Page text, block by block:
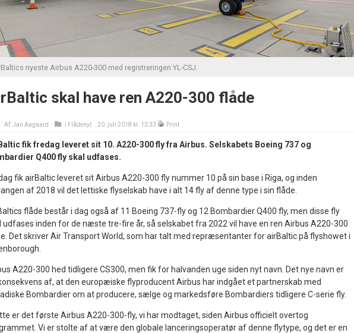
nyeste Airbus A220-300 med registreringen YL-CSJ.
skal have ren A220-300 flåde
Af:Jan Aagaard i Flådenyt 20. juli 2018 kl. 13:33 Print
fik fredag leveret sit 10. A220-300 fly fra Airbus. Selskabets Boeing 737 og
Q400 fly skal udfases.
fik airBaltic leveret sit Airbus A220-300 fly nummer 10 på sin base i Riga, og inden
af 2018 vil det lettiske flyselskab have i alt 14 fly af denne type i sin flåde.
flåde består i dag også af 11 Boeing 737-fly og 12 Bombardier Q400 fly, men disse fly
udfases inden for de næste tre-fire år, så selskabet fra 2022 vil have en ren Airbus A220-300
Det skriver Air Transport World, som har talt med repræsentanter for airBaltic på flyshowet i
A220-300 hed tidligere CS300, men fik for halvanden uge siden nyt navn. Det nye navn er
af, at den europæiske flyproducent Airbus har indgået et partnerskab med
Bombardier om at producere, sælge og markedsføre Bombardiers tidligere C-serie fly.
er det første Airbus A220-300-fly, vi har modtaget, siden Airbus officielt overtog
Vi er stolte af at være den globale lanceringsoperatør af denne flytype, og det er en